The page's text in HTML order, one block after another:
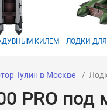
КИЛЕМ ЛОДКИ
Тулин в Москве
PRO под